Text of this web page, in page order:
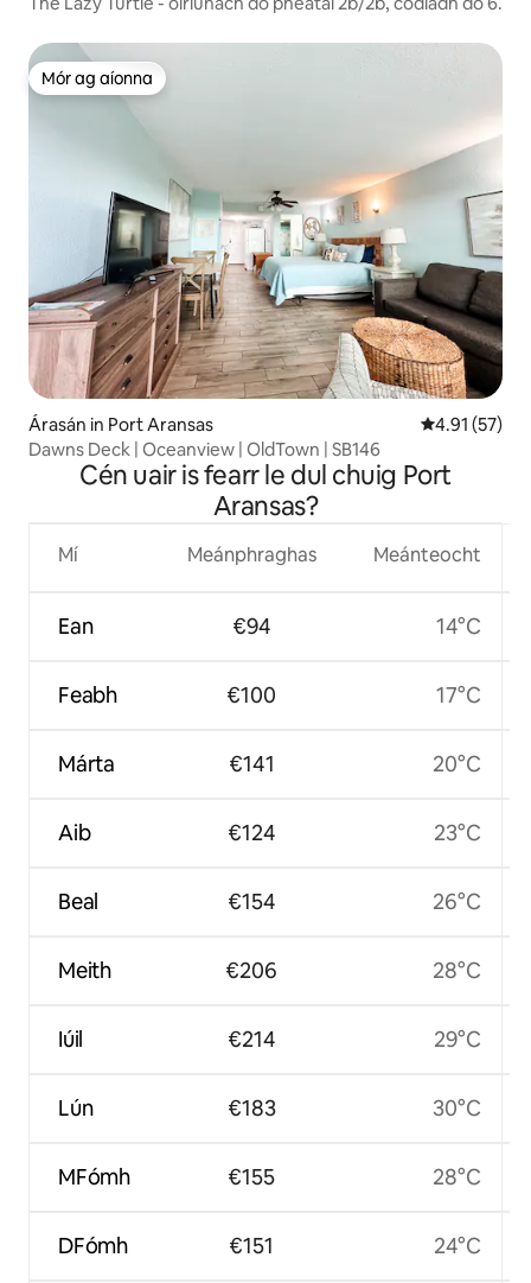
Mór ag aíonna
Mór ag aíonna
Árasán in Port Aransas Meánrátáil
4.91 (57)
Dawns Deck | Oceanview | OldTown | SB146
Cén uair is fearr le dul chuig Port
Aransas?
Mí
Ean
Feabh
Márta
Aib
Beal
Meith
Iúil
Lún
MFómh
DFómh
Meánphraghas
€94
€100
€141
€124
€154
€206
€214
€183
€155
€151
Meánteocht
14°C
17°C
20°C
23°C
26°C
28°C
29°C
30°C
28°C
24°C